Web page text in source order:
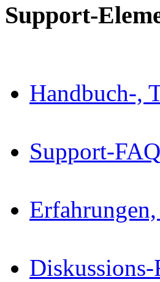
Support-
Handbuch-,
Support-